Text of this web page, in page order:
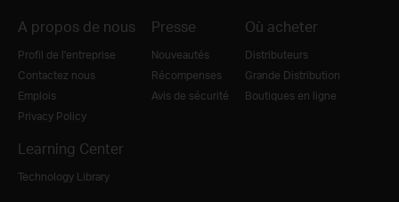
A propos de nous
Profil de l'entreprise
Contactez nous
Emplois
Privacy Policy
Presse
Nouveautés
Récompenses
Avis de sécurité
Où acheter
Distributeurs
Grande Distribution
Boutiques en ligne
Learning Center
Technology Library